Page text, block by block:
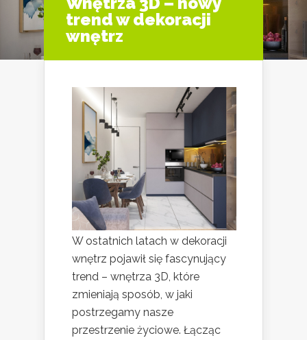
trend w dekoracji
wnętrz
W ostatnich latach w dekoracji
wnętrz pojawił się fascynujący
trend – wnętrza 3D, które
zmieniają sposób, w jaki
postrzegamy nasze
przestrzenie życiowe. Łącząc